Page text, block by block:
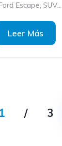
Escape, SUV...
Leer Más
1 / 3